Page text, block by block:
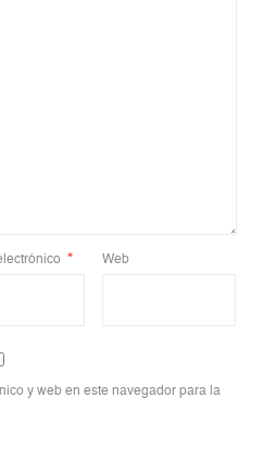
* Web
y web en este navegador para la